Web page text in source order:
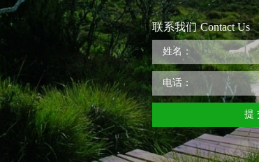
联系我们 Contact Us